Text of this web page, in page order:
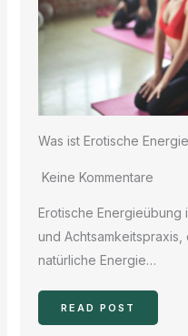
Was ist Erotische
Keine Kommentare
Erotische Energieübung
und
natürliche Energie…
READ POST